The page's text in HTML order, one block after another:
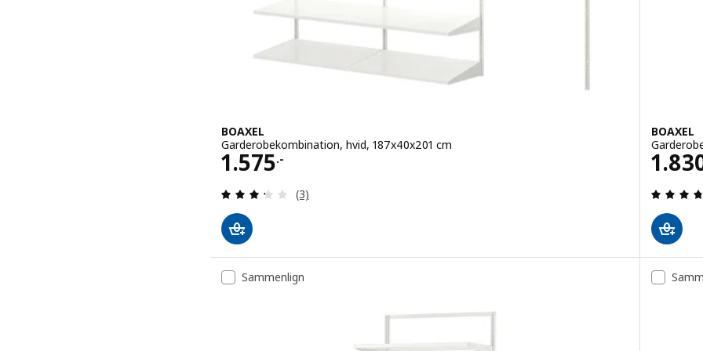
BOAXEL
Garderobekombination, hvid, 187x40x201 cm
1.575.-
Pris 1575.-
Anmeld: 3.3 ud af 5 Stjerner. Anmeldelser i alt:
(3)
BOAXEL
Pris
Sammenlign